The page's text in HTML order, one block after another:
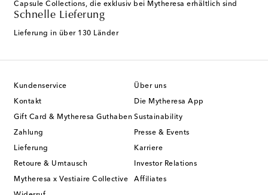
Capsule Collections, die exklusiv bei Mytheresa erhältlich sind
Schnelle Lieferung
Lieferung in über 130 Länder
Kundenservice
Kontakt
Gift Card & Mytheresa Guthaben
Zahlung
Lieferung
Retoure & Umtausch
Mytheresa x Vestiaire Collective
Über uns
Die Mytheresa App
Sustainability
Presse & Events
Karriere
Investor Relations
Affiliates